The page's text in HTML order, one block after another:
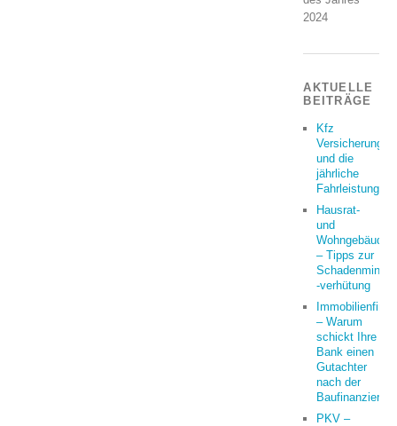
AKTUELLE
BEITRÄGE
Kfz
Versicherung
und die
jährliche
Fahrleistung
Hausrat-
und
– Tipps zur
-verhütung
– Warum
schickt Ihre
Bank einen
Gutachter
nach der
PKV –